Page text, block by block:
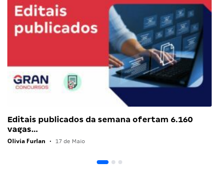
Editais publicados da semana ofertam 6.160
vagas…
Olivia Furlan • 17 de Maio